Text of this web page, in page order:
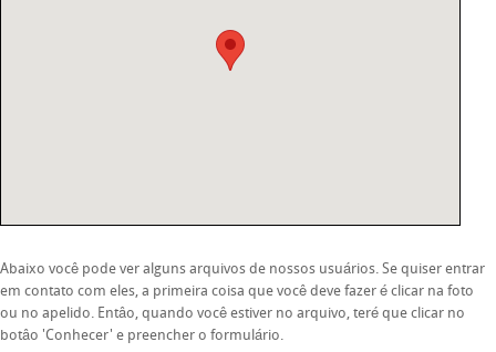
Abaixo você pode ver alguns arquivos de nossos usuários. Se quiser entrar
em contato com eles, a primeira coisa que você deve fazer é clicar na foto
ou no apelido. Entâo, quando você estiver no arquivo, teré que clicar no
botâo 'Conhecer' e preencher o formulário.